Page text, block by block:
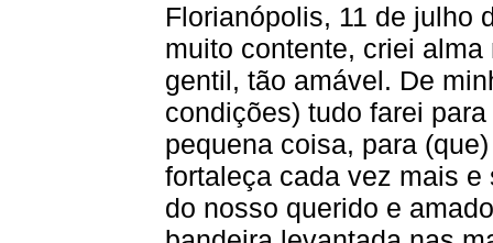
Florianópolis, 11 de julho
muito contente, criei
gentil, tão amável. De
condições) tudo farei
pequena coisa, para
fortaleça cada vez mais
do nosso querido e